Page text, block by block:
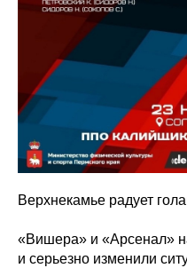
Верхнекамье радует
«Вишера» и «Арсенал»
и серьезно изменили